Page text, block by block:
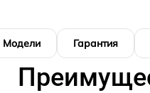
Модели Гарантия